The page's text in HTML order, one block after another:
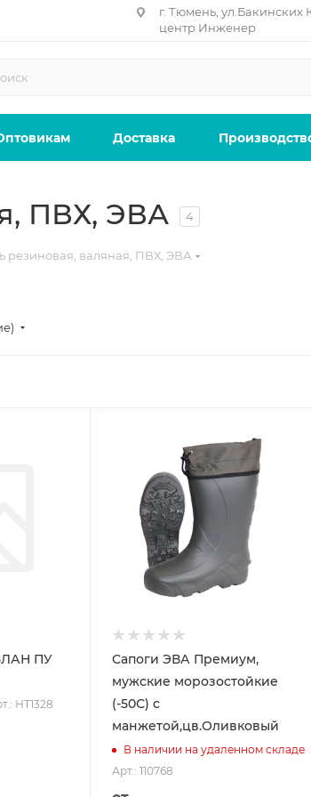
г. Тюмень, ул.Бакинских
центр Инженер
Доставка
ПВХ, ЭВА 4
резиновая, валяная, ПВХ, ЭВА
ПУ
НТ1328
Сапоги ЭВА Премиум,
мужские морозостойкие
(-50С) с
манжетой,цв.Оливковый
В наличии на удаленном складе
Арт.: 110768